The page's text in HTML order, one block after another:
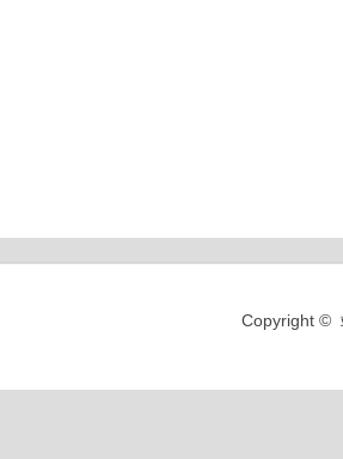
Copyright ©